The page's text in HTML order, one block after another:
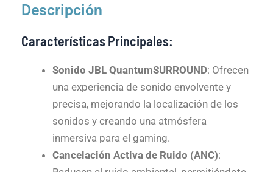
Descripción
Características Principales:
Sonido JBL QuantumSURROUND: Ofrecen
una experiencia de sonido envolvente y
precisa, mejorando la localización de los
sonidos y creando una atmósfera
inmersiva para el gaming.
Cancelación Activa de Ruido (ANC):